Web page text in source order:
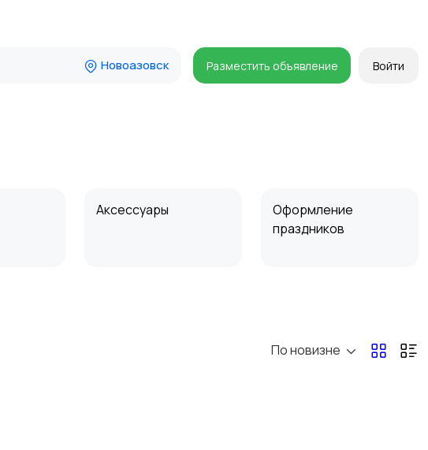
Новоазовск Разместить объявление Войти
Аксессуары
Оформление
праздников
По новизне